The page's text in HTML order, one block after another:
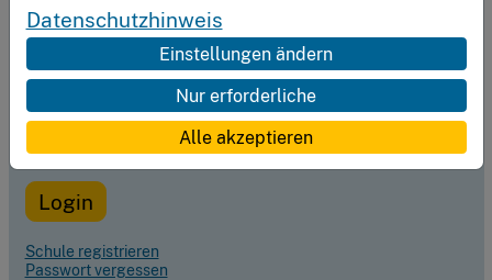
Registrierte Schulen erhalten einen Schulcode, den die
Schulen an ihre Lehrkräfte weitergeben. Damit werden
die ausgefüllten Fragebögen Ihrer Schule zugeordnet.
Login
Schule registrieren
Passwort vergessen
Datenschutzhinweis
Einstellungen ändern
Nur erforderliche
Alle akzeptieren